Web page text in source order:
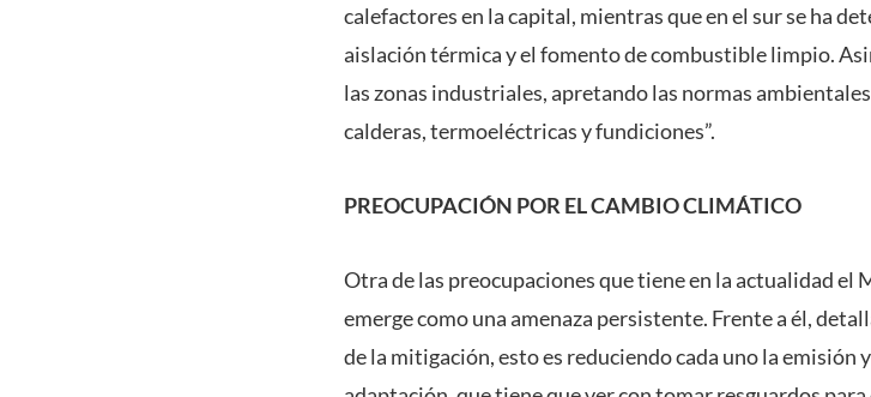
calefactores en la capital, mientras que en el sur se ha
aislación térmica y el fomento de combustible limpio.
las zonas industriales, apretando las normas
calderas, termoeléctricas y fundiciones”.
PREOCUPACIÓN POR EL CAMBIO CLIMÁTICO
Otra de las preocupaciones que tiene en la actualidad
emerge como una amenaza persistente. Frente a él,
de la mitigación, esto es reduciendo cada uno la emisión